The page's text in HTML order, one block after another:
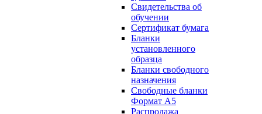
Свидетельства об
обучении
Сертификат бумага
Бланки
установленного
образца
Бланки свободного
назначения
Свободные бланки
Формат А5
Распродажа